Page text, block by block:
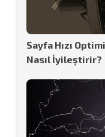
Sayfa Hızı
Nasıl İyileştirir?